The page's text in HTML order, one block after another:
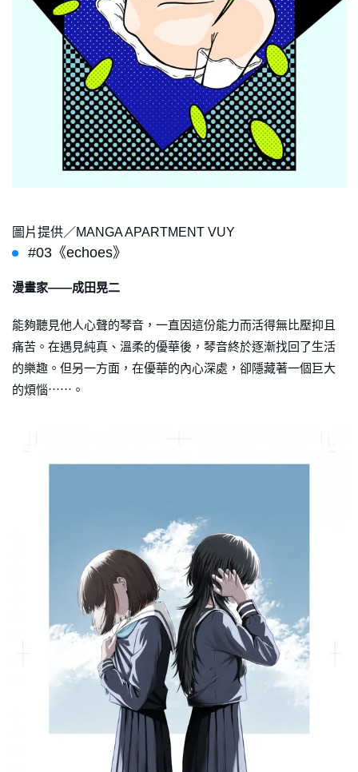
圖片提供／MANGA APARTMENT VUY
#03《echoes》
漫畫家——成田晃二
能夠聽見他人心聲的琴音，一直因這份能力而活得無比壓抑且
痛苦。在遇見純真、溫柔的優華後，琴音終於逐漸找回了生活
的樂趣。但另一方面，在優華的內心深處，卻隱藏著一個巨大
的煩惱⋯⋯。